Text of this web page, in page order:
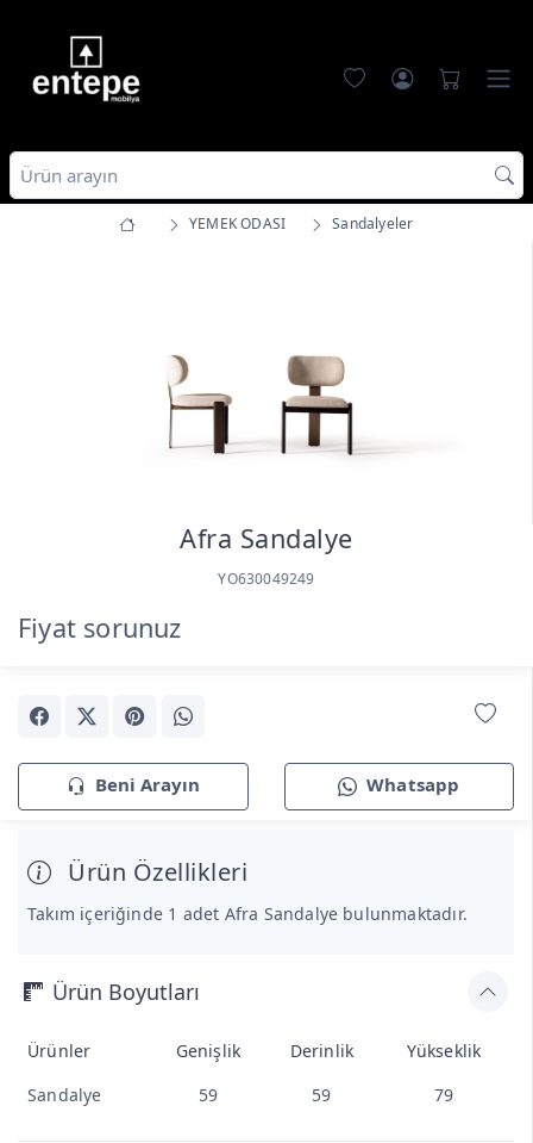
YEMEK ODASI Sandalyeler
Afra Sandalye
YO630049249
Fiyat sorunuz
Beni Arayın Whatsapp
Ürün Özellikleri
Takım içeriğinde 1 adet Afra Sandalye bulunmaktadır.
Ürün Boyutları
Ürünler Genişlik Derinlik
Yükseklik
Sandalye
59 59 79